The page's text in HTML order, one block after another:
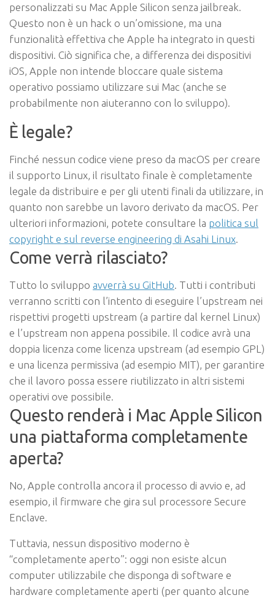
personalizzati su Mac Apple Silicon senza jailbreak.
Questo non è un hack o un’omissione, ma una
funzionalità effettiva che Apple ha integrato in questi
dispositivi. Ciò significa che, a differenza dei dispositivi
iOS, Apple non intende bloccare quale sistema
operativo possiamo utilizzare sui Mac (anche se
probabilmente non aiuteranno con lo sviluppo).
È legale?
Finché nessun codice viene preso da macOS per creare
il supporto Linux, il risultato finale è completamente
legale da distribuire e per gli utenti finali da utilizzare, in
quanto non sarebbe un lavoro derivato da macOS. Per
ulteriori informazioni, potete consultare la politica sul
copyright e sul reverse engineering di Asahi Linux
Come verrà rilasciato?
Tutto lo sviluppo avverrà su GitHub . Tutti i contributi
verranno scritti con l’intento di eseguire l’upstream nei
rispettivi progetti upstream (a partire dal kernel Linux)
e l’upstream non appena possibile. Il codice avrà una
doppia licenza come licenza upstream (ad esempio GPL)
e una licenza permissiva (ad esempio MIT), per garantire
che il lavoro possa essere riutilizzato in altri sistemi
operativi ove possibile.
Questo renderà i Mac Apple Silicon
una piattaforma completamente
aperta?
No, Apple controlla ancora il processo di avvio e, ad
esempio, il firmware che gira sul processore Secure
Enclave.
Tuttavia, nessun dispositivo moderno è
“completamente aperto”: oggi non esiste alcun
computer utilizzabile che disponga di software e
hardware completamente aperti (per quanto alcune